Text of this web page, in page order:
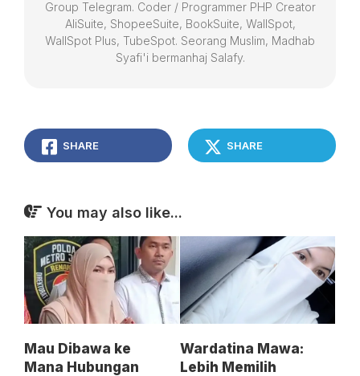
Group Telegram. Coder / Programmer PHP Creator
AliSuite, ShopeeSuite, BookSuite, WallSpot,
WallSpot Plus, TubeSpot. Seorang Muslim, Madhab
Syafi'i bermanhaj Salafy.
SHARE SHARE
You may also like...
Mau Dibawa ke
Mana Hubungan
Wardatina Mawa:
Lebih Memilih